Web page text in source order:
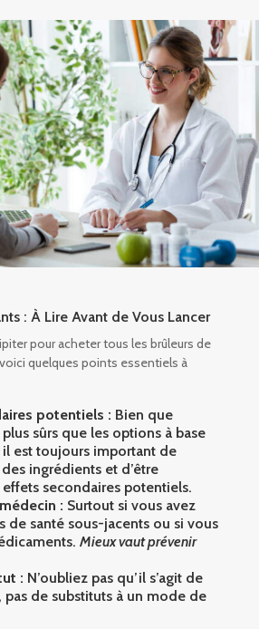
: À Lire Avant de Vous Lancer
pour acheter tous les brûleurs de
quelques points essentiels à
potentiels : Bien que
sûrs que les options à base
est toujours important de
ingrédients et d’être
secondaires potentiels.
: Surtout si vous avez
de santé sous-jacents ou si vous
Mieux vaut prévenir
: N’oubliez pas qu’il s’agit de
de substituts à un mode de